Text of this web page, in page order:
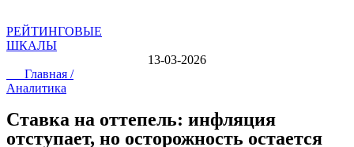
РЕЙТИНГОВЫЕ
ШКАЛЫ
13-03-2026
Главная /
Аналитика
Ставка на оттепель: инфляция
отступает, но осторожность остается